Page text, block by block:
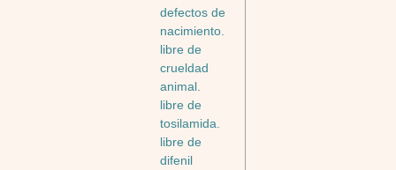
defectos de
nacimiento.
libre de
crueldad
animal.
libre de
tosilamida.
libre de
difenil